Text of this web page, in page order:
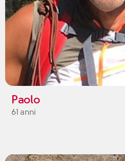
Paolo
61 anni